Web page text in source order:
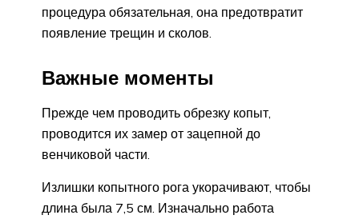
процедура обязательная, она предотвратит
появление трещин и сколов.
Важные моменты
Прежде чем проводить обрезку копыт,
проводится их замер от зацепной до
венчиковой части.
Излишки копытного рога укорачивают, чтобы
длина была 7,5 см. Изначально работа